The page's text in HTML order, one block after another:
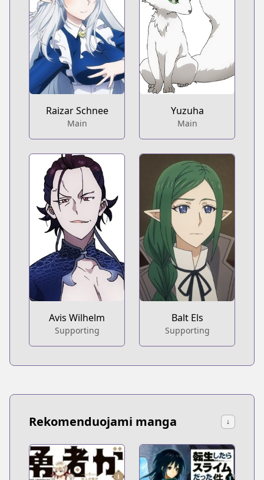
Raizar Schnee
Main
Yuzuha
Main
Avis Wilhelm
Supporting
Balt Els
Supporting
Rekomenduojami manga ↓